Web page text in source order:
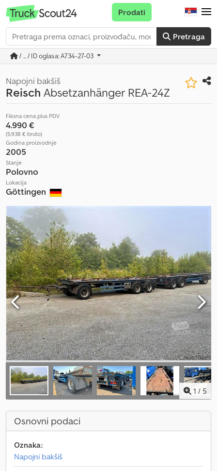
Pretraga
Prodati
/ ... / ID oglasa: A734-27-03
Napojni bakšiš
Reisch Absetzanhänger REA-24Z
Fiksna cena plus PDV
4.990 €
(5.938 € bruto)
Godina proizvodnje
2005
Stanje
Polovno
Lokacija
Göttingen
1 / 5
Osnovni podaci
Oznaka:
Napojni bakšiš